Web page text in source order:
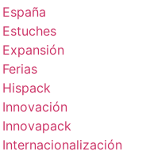
España
Estuches
Expansión
Ferias
Hispack
Innovación
Innovapack
Internacionalización